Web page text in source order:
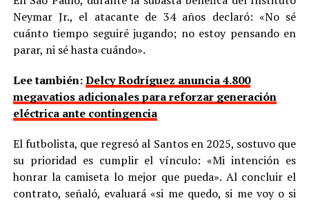
Neymar Jr., el atacante de 34 años declaró: «No sé
cuánto tiempo seguiré jugando; no estoy pensando en
parar, ni sé hasta cuándo».
Lee también:Delcy Rodríguez anuncia 4.800
megavatios adicionales para reforzar generación
eléctrica ante contingencia
El futbolista, que regresó al Santos en 2025, sostuvo que
su prioridad es cumplir el vínculo: «Mi intención es
honrar la camiseta lo mejor que pueda». Al concluir el
contrato, señaló, evaluará «si me quedo, si me voy o si